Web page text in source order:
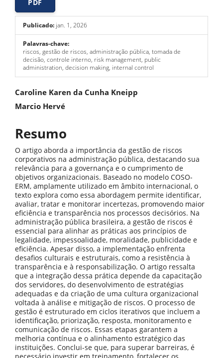
PDF
Publicado: jan. 1, 2026
Palavras-chave:
riscos, gestão de riscos, administração pública, tomada de
decisão, controle interno, risk management, public
administration, decision making, internal control
Conteúdo
do
principal
Caroline Karen da Cunha Kneipp
Marcio Hervé
Resumo
O artigo aborda a importância da gestão de riscos
corporativos na administração pública, destacando sua
relevância para a governança e o cumprimento de
objetivos organizacionais. Baseado no modelo COSO-
ERM, amplamente utilizado em âmbito internacional, o
texto explora como essa abordagem permite identificar,
avaliar, tratar e monitorar incertezas, promovendo maior
eficiência e transparência nos processos decisórios. Na
administração pública brasileira, a gestão de riscos é
essencial para alinhar as práticas aos princípios de
legalidade, impessoalidade, moralidade, publicidade e
eficiência. Apesar disso, a implementação enfrenta
desafios culturais e estruturais, como a resistência à
transparência e à responsabilização. O artigo ressalta
que a integração dessa prática depende da capacitação
dos servidores, do desenvolvimento de estratégias
adequadas e da criação de uma cultura organizacional
voltada à análise e mitigação de riscos. O processo de
gestão é estruturado em ciclos iterativos que incluem a
identificação, priorização, resposta, monitoramento e
comunicação de riscos. Essas etapas garantem a
melhoria contínua e o alinhamento estratégico das
instituições. Conclui-se que, para superar barreiras, é